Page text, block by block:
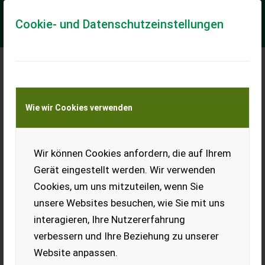
Cookie- und Datenschutzeinstellungen
Wie wir Cookies verwenden
Wir können Cookies anfordern, die auf Ihrem
Gerät eingestellt werden. Wir verwenden
Cookies, um uns mitzuteilen, wenn Sie
unsere Websites besuchen, wie Sie mit uns
interagieren, Ihre Nutzererfahrung
verbessern und Ihre Beziehung zu unserer
Website anpassen.
Meine Transportkostenanfrage
Transport von Land- und Baumaschinen –
KEINE Tiertransporte
Welleternitplatten
asbestfrei
Die asbestfreien,
dunkelgrauen, 6,5 mm
starken Welleternitplatten
einer 2022 komplett neu
eingedeckten Halle werden
wegen Gebäudeabbruch